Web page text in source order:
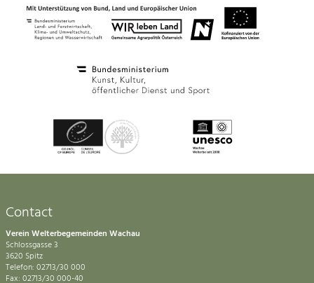
Contact
Verein Welterbegemeinden Wachau
Schlossgasse 3
3620 Spitz
Telefon: 02713/30 000
Fax: 02713/30 000-40